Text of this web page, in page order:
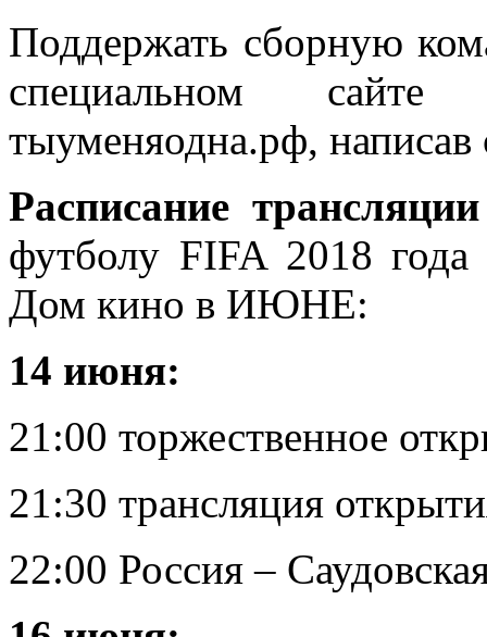
Поддержать сборную
специальном
тыуменяодна.рф,
Расписание
футболу FIFA 2018 года
Дом кино в ИЮНЕ:
14 июня:
21:00 торжественное
21:30 трансляция
22:00 Россия –